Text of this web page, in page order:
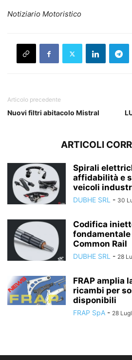
Notiziario Motoristico
Articolo precedente
Nuovi filtri abitacolo Mistral
ARTICOLI
Spirali
affidabilità e
veicoli
DUBHE SRL - 30
Codifica
Common Rail
DUBHE SRL - 28
FRAP amplia
ricambi per
disponibili
FRAP SpA - 28